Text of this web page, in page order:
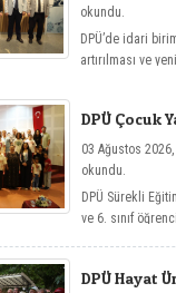
okundu.
DPÜ’de idari
artırılması ve
DPÜ Çocuk
03 Ağustos
okundu.
DPÜ Sürekli
ve 6. sınıf
DPÜ Hayat